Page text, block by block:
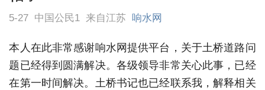
5-27 中国公民1 来自江苏 响水网
本人在此非常感谢响水网提供平台，关于土桥道路问
题已经得到圆满解决。各级领导非常关心此事，已经
在第一时间解决。土桥书记也已经联系我，解释相关